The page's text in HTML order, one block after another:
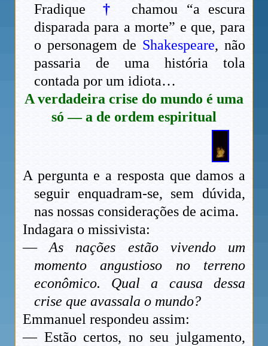
Fradique
†
chamou “a escura
disparada para a morte” e que, para
o personagem de Shakespeare, não
passaria de uma história tola
contada por um idiota…
A verdadeira crise do mundo é uma
só — a de ordem espiritual
A pergunta e a resposta que damos a
seguir enquadram-se, sem dúvida,
nas nossas considerações de acima.
Indagara o missivista:
—As nações estão vivendo um
momento angustioso no terreno
econômico. Qual a causa dessa
crise que avassala o mundo?
Emmanuel respondeu assim:
— Estão certos, no seu julgamento,